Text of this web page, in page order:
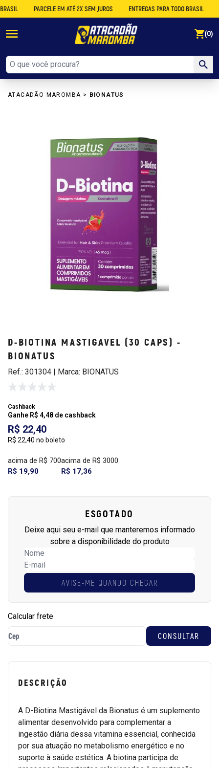
PARCELE EM ATÉ 2X SEM JUROS ENTREGAS PARA TODO BRASIL
(0)
ATACADÃO MAROMBA > BIONATUS
D-BIOTINA MASTIGAVEL (30 CAPS) -
BIONATUS
Ref.: 301304 | Marca: BIONATUS
Cashback
Ganhe R$ 4,48 de cashback
R$ 22,40
R$ 22,40 no boleto
acima de R$ 700
R$ 19,90
acima de R$ 3000
R$ 17,36
ESGOTADO
Deixe aqui seu e-mail que manteremos informado
sobre a disponibilidade do produto
AVISE-ME QUANDO CHEGAR
Calcular frete
DESCRIÇÃO
A D-Biotina Mastigável da Bionatus é um suplemento
alimentar desenvolvido para complementar a
ingestão diária dessa vitamina essencial, conhecida
por sua atuação no metabolismo energético e no
suporte à saúde estética. A biotina participa de